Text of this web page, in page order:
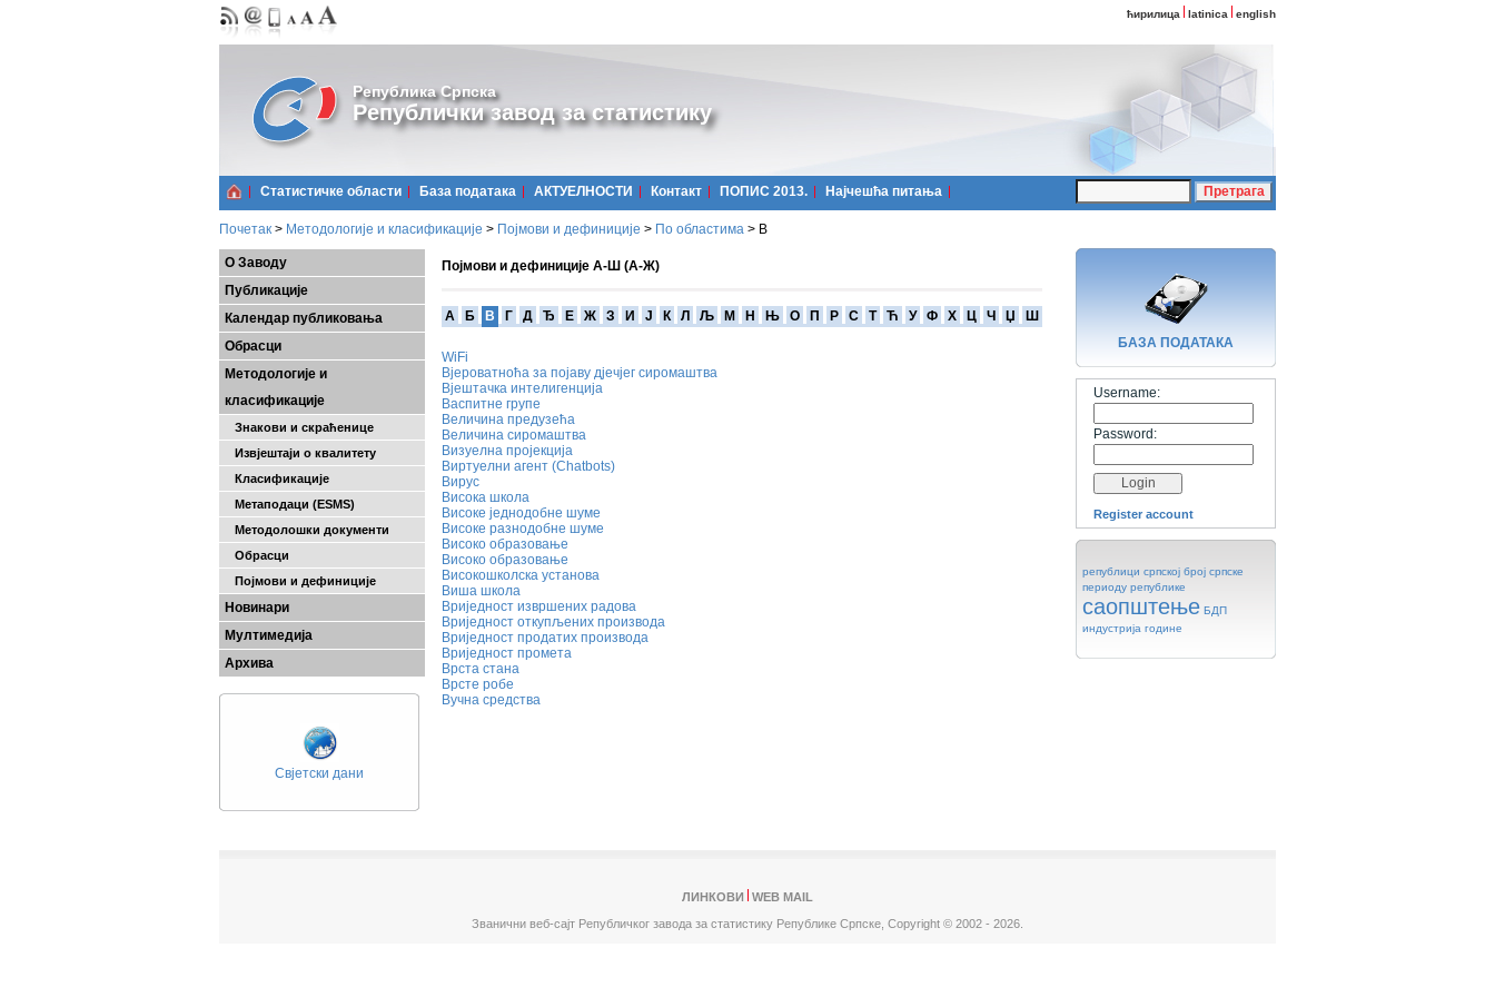
ћирилица latinica english
Република Српска
Републички завод за статистику
Статистичке области Базa података АКТУЕЛНОСТИ Контакт ПОПИС 2013. Најчешћa питања
Почетак > Методологије и класификације > Појмови и дефиниције > По областима > В
О Заводу
Публикације
Календар публиковања
Обрасци
Методологије и
класификације
Знакови и скраћенице
Извјештаји о квалитету
Класификације
Метаподаци (ESMS)
Методолошки документи
Обрасци
Појмови и дефиниције
Новинари
Мултимедија
Архива
Свјетски дани
Појмови и дефиниције А-Ш (А-Ж)
A Б В Г Д Ђ Е Ж З И Ј К Л Љ М Н Њ О П Р С Т Ћ У Ф Х Ц Ч Џ Ш
WiFi
Вјероватноћа за појаву дјечјег сиромаштва
Вјештачка интелигенција
Васпитне групе
Величина предузећа
Величина сиромаштва
Визуелна пројекција
Виртуелни агент (Chatbots)
Вирус
Висока школа
Високе једнодобне шуме
Високе разнодобне шуме
Високо образовање
Високо образовање
Високошколска установа
Виша школа
Вриједност извршених радова
Вриједност откупљених производа
Вриједност продатих производа
Вриједност промета
Врста стана
Врсте робе
Вучна средства
БАЗA ПОДАТАКА
Username:
Password:
Register account
републици српској број српске
периоду републике
саопштење БДП
индустрија године
ЛИНКОВИ
WEB MAIL
Званични веб-сајт Републичког завода за статистику Републике Српске, Copyright © 2002 - 2026.